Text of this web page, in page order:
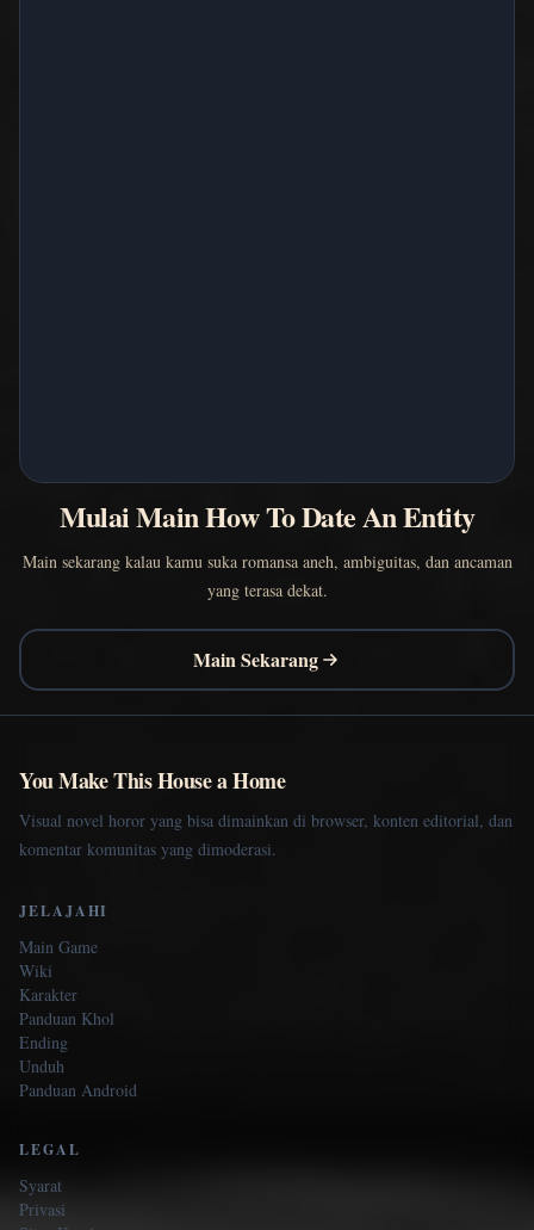
Mulai Main How To Date An Entity
Main sekarang kalau kamu suka romansa aneh, ambiguitas, dan ancaman
yang terasa dekat.
Main Sekarang
You Make This House a Home
Visual novel horor yang bisa dimainkan di browser, konten editorial, dan
komentar komunitas yang dimoderasi.
JELAJAHI
Main Game
Wiki
Karakter
Panduan Khol
Ending
Unduh
Panduan Android
LEGAL
Syarat
Privasi